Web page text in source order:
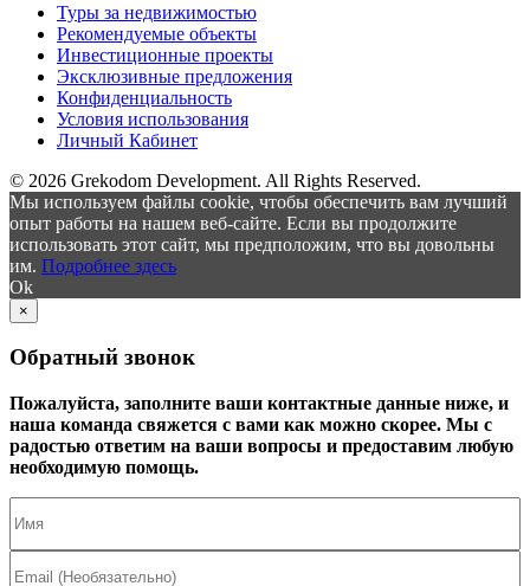
Туры за недвижимостью
Рекомендуемые объекты
Инвестиционные проекты
Эксклюзивные предложения
Конфиденциальность
Условия использования
Личный Кабинет
© 2026 Grekodom Development. All Rights Reserved.
Мы используем файлы cookie, чтобы обеспечить вам лучший
опыт работы на нашем веб-сайте. Если вы продолжите
использовать этот сайт, мы предположим, что вы довольны
им. Подробнее здесь
Ok
×
Обратный звонок
Пожалуйста, заполните ваши контактные данные ниже, и
наша команда свяжется с вами как можно скорее. Мы с
радостью ответим на ваши вопросы и предоставим любую
необходимую помощь.